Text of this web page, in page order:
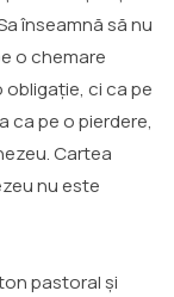
înseamnă să nu
o chemare
ci ca pe
ca pe o pierdere,
Cartea
nu este
pastoral și